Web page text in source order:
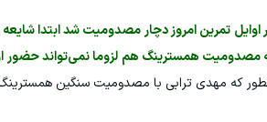
اوایل تمرین امروز دچار مصدومیت شد ابتدا
مصدومیت همسترینگ هم لزوما نمی‌تواند
که مهدی ترابی با مصدومیت سنگین